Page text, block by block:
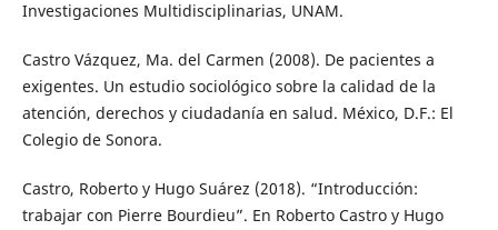
Investigaciones Multidisciplinarias, UNAM.
Castro Vázquez, Ma. del Carmen (2008). De pacientes a
exigentes. Un estudio sociológico sobre la calidad de la
atención, derechos y ciudadanía en salud. México, D.F.: El
Colegio de Sonora.
Castro, Roberto y Hugo Suárez (2018). “Introducción:
trabajar con Pierre Bourdieu”. En Roberto Castro y Hugo